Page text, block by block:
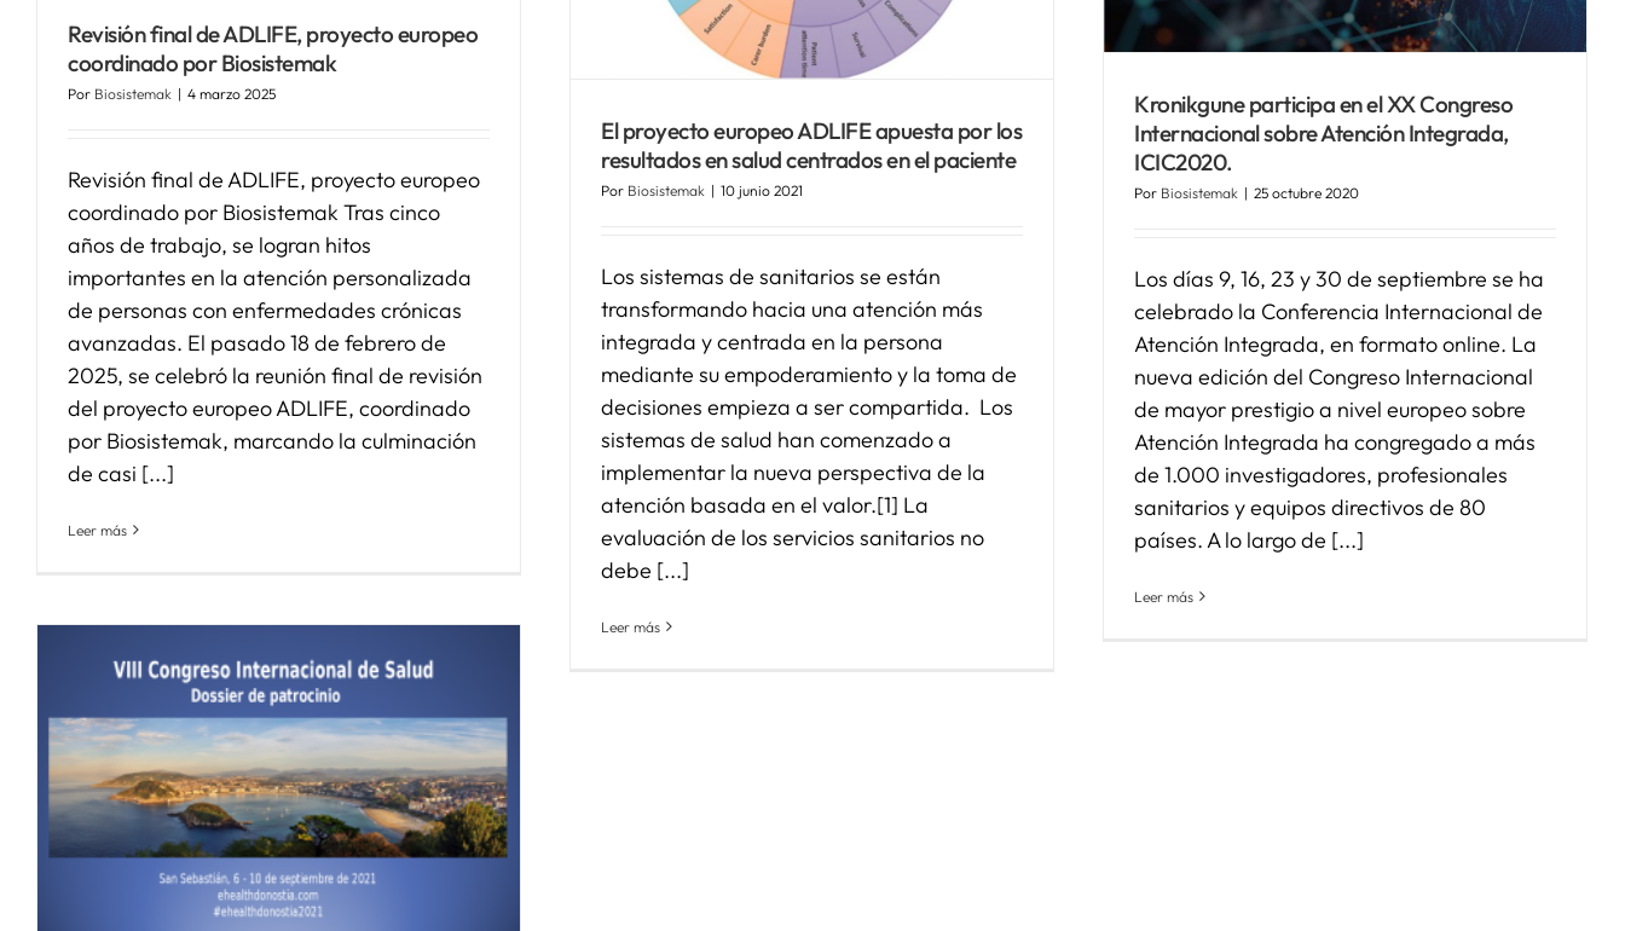
Revisión final de ADLIFE, proyecto europeo
coordinado por Biosistemak
Por Biosistemak | 4 marzo 2025
Revisión final de ADLIFE, proyecto europeo
coordinado por Biosistemak Tras cinco
años de trabajo, se logran hitos
importantes en la atención personalizada
de personas con enfermedades crónicas
avanzadas. El pasado 18 de febrero de
2025, se celebró la reunión final de revisión
del proyecto europeo ADLIFE, coordinado
por Biosistemak, marcando la culminación
de casi [...]
Leer más
El proyecto europeo ADLIFE apuesta por los
resultados en salud centrados en el paciente
Por Biosistemak | 10 junio 2021
Los sistemas de sanitarios se están
transformando hacia una atención más
integrada y centrada en la persona
mediante su empoderamiento y la toma de
decisiones empieza a ser compartida. Los
sistemas de salud han comenzado a
implementar la nueva perspectiva de la
atención basada en el valor.[1] La
evaluación de los servicios sanitarios no
debe [...]
Leer más
Kronikgune participa en el XX Congreso
Internacional sobre Atención Integrada,
ICIC2020.
Por Biosistemak | 25 octubre 2020
Los días 9, 16, 23 y 30 de septiembre se ha
celebrado la Conferencia Internacional de
Atención Integrada, en formato online. La
nueva edición del Congreso Internacional
de mayor prestigio a nivel europeo sobre
Atención Integrada ha congregado a más
de 1.000 investigadores, profesionales
sanitarios y equipos directivos de 80
países. A lo largo de [...]
Leer más